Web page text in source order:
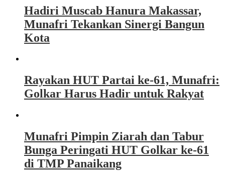
Hadiri Muscab Hanura Makassar,
Munafri Tekankan Sinergi Bangun
Kota
Rayakan HUT Partai ke-61, Munafri:
Golkar Harus Hadir untuk Rakyat
Munafri Pimpin Ziarah dan Tabur
Bunga Peringati HUT Golkar ke-61
di TMP Panaikang